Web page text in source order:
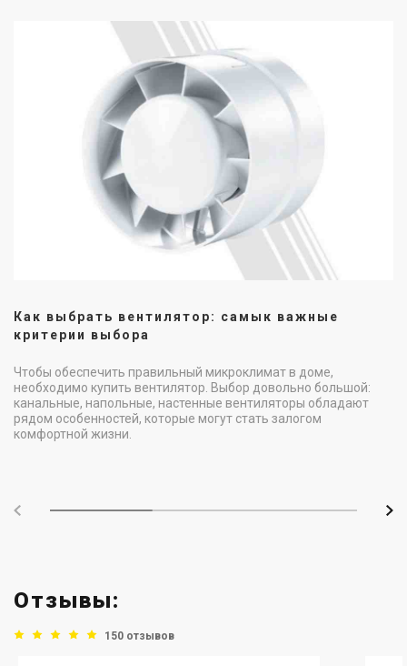
Как выбрать вентилятор: самык важные
критерии выбора
Чтобы обеспечить правильный микроклимат в доме,
необходимо купить вентилятор. Выбор довольно большой:
канальные, напольные, настенные вентиляторы обладают
рядом особенностей, которые могут стать залогом
комфортной жизни.
Отзывы:
150 отзывов